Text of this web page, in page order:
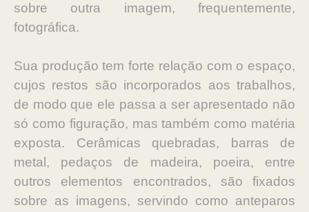
sobre outra imagem, frequentemente,
fotográfica.
Sua produção tem forte relação com o espaço,
cujos restos são incorporados aos trabalhos,
de modo que ele passa a ser apresentado não
só como figuração, mas também como matéria
exposta. Cerâmicas quebradas, barras de
metal, pedaços de madeira, poeira, entre
outros elementos encontrados, são fixados
sobre as imagens, servindo como anteparos